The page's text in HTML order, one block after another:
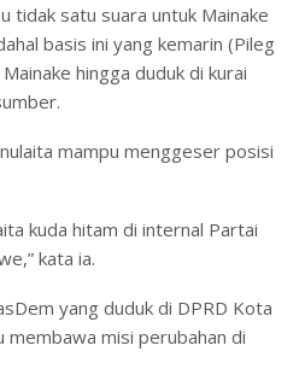
tidak satu suara untuk Mainake
basis ini yang kemarin (Pileg
hingga duduk di kurai
mampu menggeser posisi
kuda hitam di internal Partai
kata ia.
yang duduk di DPRD Kota
membawa misi perubahan di